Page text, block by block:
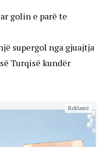
golin e parë te
supergol nga gjuajtja
Turqisë kundër
Reklamë